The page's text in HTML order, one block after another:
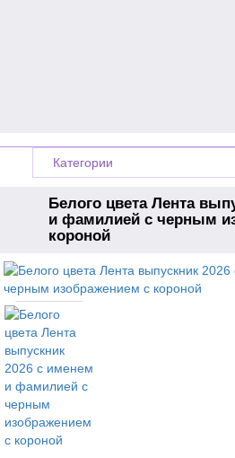
Категории
Белого цвета Лента
и фамилией с черным
короной
Главная Ленты на выпускной